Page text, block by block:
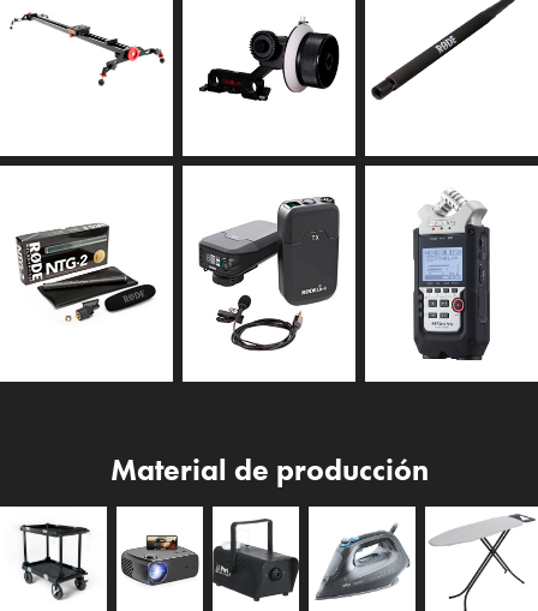
Material de producción